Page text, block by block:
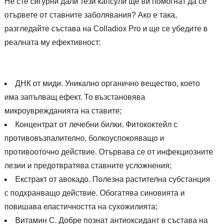
отървете от ставните заболявания? Ако е така,
разгледайте състава на Colladiox Pro и ще се убедите в
реалната му ефективност:
ДНК от миди. Уникално органично вещество, което
има запълващ ефект. То възстановява
микроуврежданията на ставите;
Концентрат от лечебни билки. Фитококтейл с
противовъзпалително, болкоуспокояващо и
противооточно действие. Отървава се от инфекциозните
лезии и предотвратява ставните усложнения;
Екстракт от авокадо. Полезна растителна субстанция
с подхранващо действие. Обогатява синовията и
повишава еластичността на сухожилията;
Витамин С. Добре познат антиоксидант в състава на